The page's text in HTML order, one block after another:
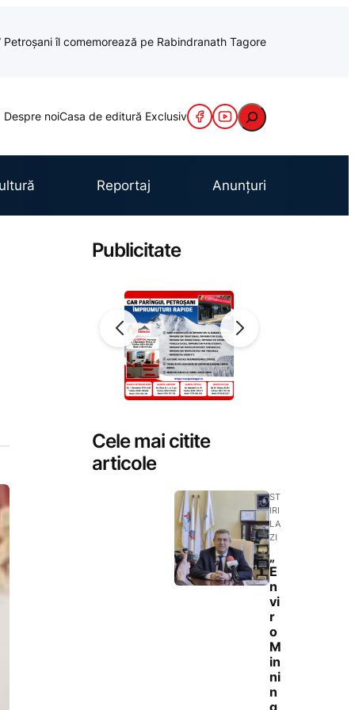
Petroșani îl comemorează pe Rabindranath Tagore
Despre noiCasa de editură Exclusiv Caută
Reportaj Anunțuri
Publicitate
Cele mai citite
articole
ST
IRI
LA
ZI
„
E
n
vi
r
o
M
in
ni
n
g